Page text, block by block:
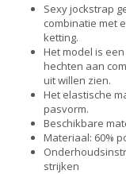
Sexy jockstrap
combinatie met
ketting.
Het model is
hechten aan
uit willen zien.
Het elastische
pasvorm.
Beschikbare
Materiaal: 60%
strijken